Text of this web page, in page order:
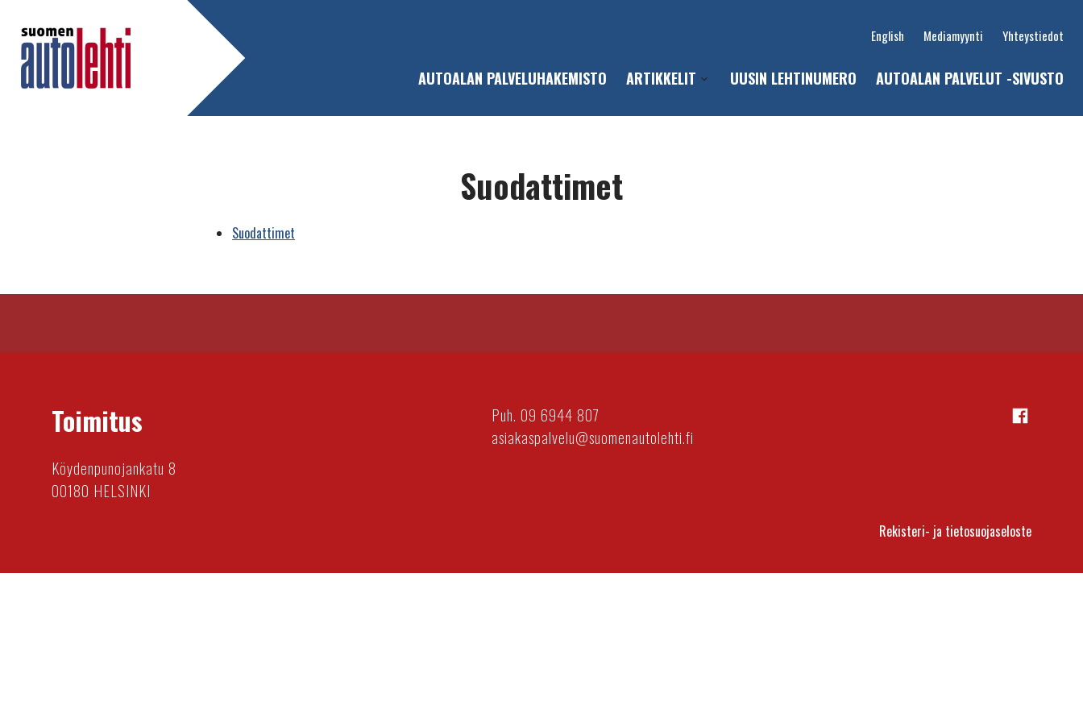
English Mediamyynti Yhteystiedot
AUTOALAN PALVELUHAKEMISTO ARTIKKELIT
sub-
UUSIN LEHTINUMERO AUTOALAN PALVELUT -SIVUSTO
Suodattimet
Suodattimet
Toimitus
Köydenpunojankatu 8
00180 HELSINKI
Puh. 09 6944 807
asiakaspalvelu@suomenautolehti.fi
Rekisteri- ja tietosuojaseloste